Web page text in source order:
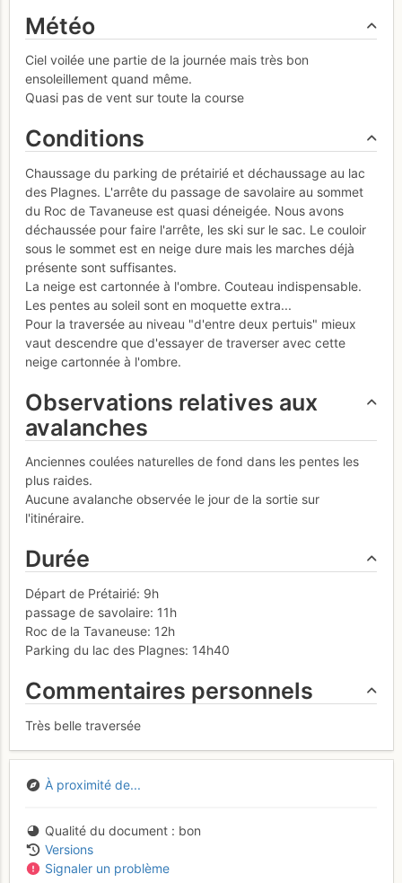
Météo
Ciel voilée une partie de la journée mais très bon
ensoleillement quand même.
Quasi pas de vent sur toute la course
Conditions
Chaussage du parking de prétairié et déchaussage au lac
des Plagnes. L'arrête du passage de savolaire au sommet
du Roc de Tavaneuse est quasi déneigée. Nous avons
déchaussée pour faire l'arrête, les ski sur le sac. Le couloir
sous le sommet est en neige dure mais les marches déjà
présente sont suffisantes.
La neige est cartonnée à l'ombre. Couteau indispensable.
Les pentes au soleil sont en moquette extra...
Pour la traversée au niveau "d'entre deux pertuis" mieux
vaut descendre que d'essayer de traverser avec cette
neige cartonnée à l'ombre.
Observations relatives aux
avalanches
Anciennes coulées naturelles de fond dans les pentes les
plus raides.
Aucune avalanche observée le jour de la sortie sur
l'itinéraire.
Durée
Départ de Prétairié: 9h
passage de savolaire: 11h
Roc de la Tavaneuse: 12h
Parking du lac des Plagnes: 14h40
Commentaires personnels
Très belle traversée
À proximité de...
Qualité du document
bon
Versions
Signaler un problème